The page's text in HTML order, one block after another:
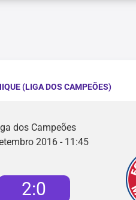
(LIGA DOS CAMPEÕES)
dos Campeões
2016 - 11:45
2:0